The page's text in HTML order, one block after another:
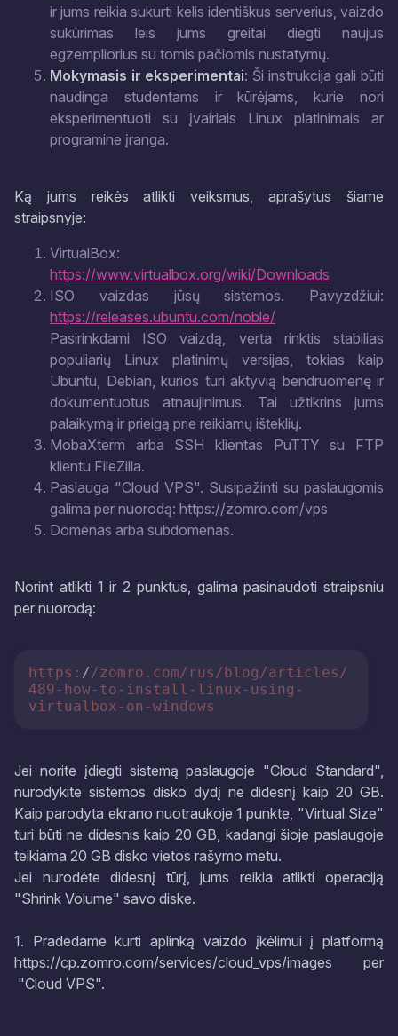
ir jums reikia sukurti kelis identiškus serverius, vaizdo
sukūrimas leis jums greitai diegti naujus
egzempliorius su tomis pačiomis nustatymų.
Mokymasis ir eksperimentai: Ši instrukcija gali būti
naudinga studentams ir kūrėjams, kurie nori
eksperimentuoti su įvairiais Linux platinimais ar
programine įranga.
Ką jums reikės atlikti veiksmus, aprašytus šiame
straipsnyje:
VirtualBox:
https://www.virtualbox.org/wiki/Downloads
ISO vaizdas jūsų sistemos. Pavyzdžiui:
https://releases.ubuntu.com/noble/
Pasirinkdami ISO vaizdą, verta rinktis stabilias
populiarių Linux platinimų versijas, tokias kaip
Ubuntu, Debian, kurios turi aktyvią bendruomenę ir
dokumentuotus atnaujinimus. Tai užtikrins jums
palaikymą ir prieigą prie reikiamų išteklių.
MobaXterm arba SSH klientas PuTTY su FTP
klientu FileZilla.
Paslauga "Cloud VPS". Susipažinti su paslaugomis
galima per nuorodą: https://zomro.com/vps
Domenas arba subdomenas.
Norint atlikti 1 ir 2 punktus, galima pasinaudoti straipsniu
per nuorodą:
https: //zomro.com/rus/blog/articles/
489-how-to-install-linux-using-
virtualbox-on-windows
Jei norite įdiegti sistemą paslaugoje "Cloud Standard",
nurodykite sistemos disko dydį ne didesnį kaip 20 GB.
Kaip parodyta ekrano nuotraukoje 1 punkte, "Virtual Size"
turi būti ne didesnis kaip 20 GB, kadangi šioje paslaugoje
teikiama 20 GB disko vietos rašymo metu.
Jei nurodėte didesnį tūrį, jums reikia atlikti operaciją
"Shrink Volume" savo diske.
1. Pradedame kurti aplinką vaizdo įkėlimui į platformą
https://cp.zomro.com/services/cloud_vps/images per
"Cloud VPS".